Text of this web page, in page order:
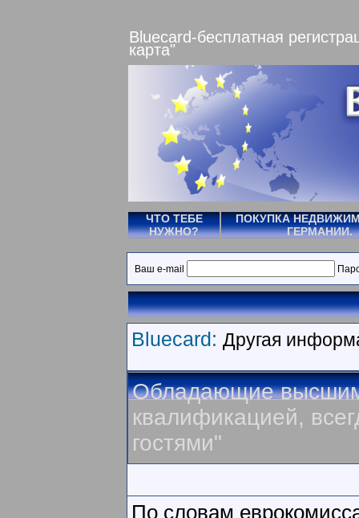
Bluecard-беcплатная
карта"
ЧТО ТЕБЕ
НУЖНО?
ПОКУПКА
ГЕРМАНИИ.
Ваш e-mail
Bluecard:Другая
Oбладающие
квалификацией,
гостями"
По словам